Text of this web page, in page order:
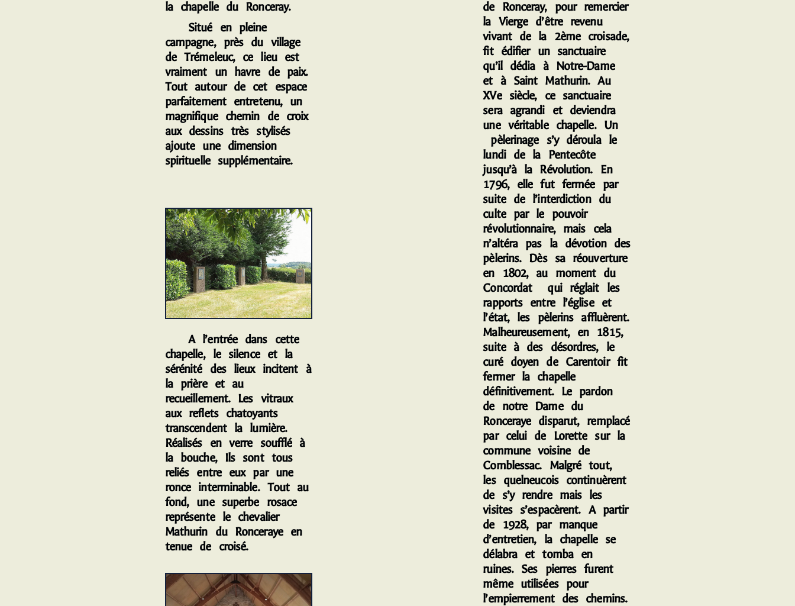
la chapelle du Ronceray.
Situé en pleine
campagne, près du village
de Trémeleuc, ce lieu est
vraiment un havre de paix.
Tout autour de cet espace
parfaitement entretenu, un
magnifique chemin de croix
aux dessins très stylisés
ajoute une dimension
spirituelle supplémentaire.
A l’entrée dans cette
chapelle, le silence et la
sérénité des lieux incitent à
la prière et au
recueillement. Les vitraux
aux reflets chatoyants
transcendent la lumière.
Réalisés en verre soufflé à
la bouche, Ils sont tous
reliés entre eux par une
ronce interminable. Tout au
fond, une superbe rosace
représente le chevalier
Mathurin du Ronceraye en
tenue de croisé.
de Ronceray, pour remercier
la Vierge d’être revenu
vivant de la 2ème croisade,
fit édifier un sanctuaire
qu’il dédia à Notre-Dame
et à Saint Mathurin. Au
XVe siècle, ce sanctuaire
sera agrandi et deviendra
une véritable chapelle. Un
pèlerinage s’y déroula le
lundi de la Pentecôte
jusqu’à la Révolution. En
1796, elle fut fermée par
suite de l’interdiction du
culte par le pouvoir
révolutionnaire, mais cela
n’altéra pas la dévotion des
pèlerins. Dès sa réouverture
en 1802, au moment du
Concordat qui réglait les
rapports entre l’église et
l’état, les pèlerins affluèrent.
Malheureusement, en 1815,
suite à des désordres, le
curé doyen de Carentoir fit
fermer la chapelle
définitivement. Le pardon
de notre Dame du
Ronceraye disparut, remplacé
par celui de Lorette sur la
commune voisine de
Comblessac. Malgré tout,
les quelneucois continuèrent
de s’y rendre mais les
visites s’espacèrent. A partir
de 1928, par manque
d’entretien, la chapelle se
délabra et tomba en
ruines. Ses pierres furent
même utilisées pour
l’empierrement des chemins.